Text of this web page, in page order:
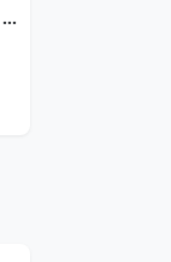
Jewel Quest The Sleepless Star